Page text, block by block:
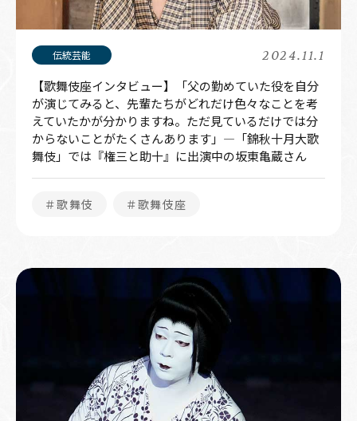
2024.11.1
【歌舞伎座インタビュー】「父の勤めていた役を自分
が演じてみると、先輩たちがどれだけ色々なことを考
えていたかが分かりますね。ただ見ているだけでは分
からないことがたくさんあります」―「錦秋十月大歌
舞伎」では『権三と助十』に出演中の坂東亀蔵さん
＃歌舞伎 ＃歌舞伎座